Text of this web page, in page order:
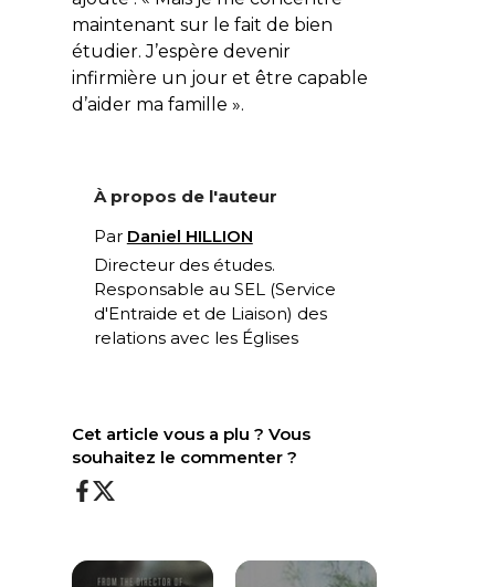
maintenant sur le fait de bien
étudier. J’espère devenir
infirmière un jour et être capable
d’aider ma famille ».
À propos de l'auteur
Par Daniel HILLION
Directeur des études.
Responsable au SEL (Service
d'Entraide et de Liaison) des
relations avec les Églises
Cet article vous a plu ? Vous
souhaitez le commenter ?